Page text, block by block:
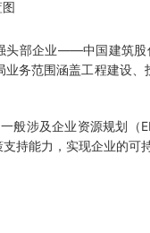
部企业——中国建筑股
务范围涵盖工程建设
涉及企业资源规划（
持能力，实现企业的可持